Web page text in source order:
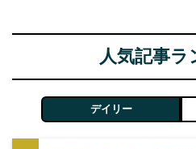
人気記事ラ
デイリー